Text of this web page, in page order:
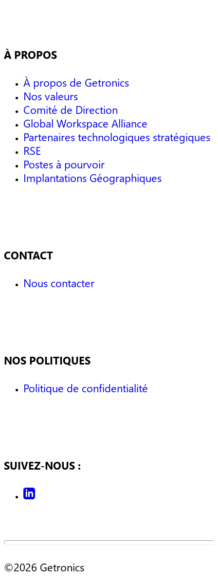
À PROPOS
À propos de Getronics
Nos valeurs
Comité de Direction
Global Workspace Alliance
Partenaires technologiques stratégiques
RSE
Postes à pourvoir
Implantations Géographiques
CONTACT
Nous contacter
NOS POLITIQUES
Politique de confidentialité
SUIVEZ-NOUS :
©2026 Getronics